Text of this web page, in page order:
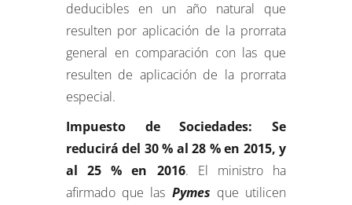
deducibles en un año natural que
resulten por aplicación de la prorrata
general en comparación con las que
resulten de aplicación de la prorrata
especial.
Impuesto de Sociedades: Se
reducirá del 30 % al 28 % en 2015, y
al 25 % en 2016. El ministro ha
afirmado que las Pymes que utilicen